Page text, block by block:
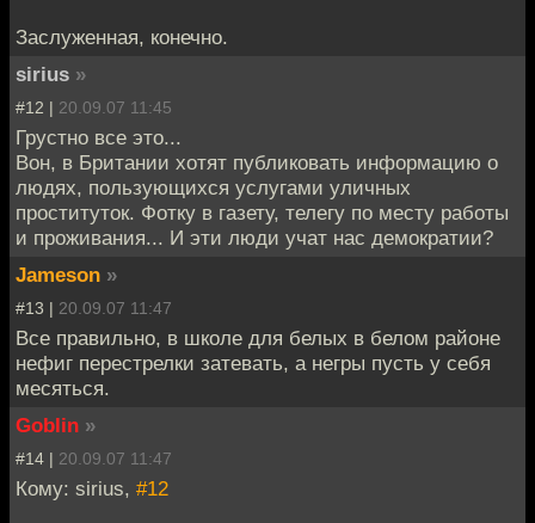
Заслуженная, конечно.
sirius »
#12 | 20.09.07 11:45
Грустно все это...
Вон, в Британии хотят публиковать информацию о
людях, пользующихся услугами уличных
проституток. Фотку в газету, телегу по месту работы
и проживания... И эти люди учат нас демократии?
Jameson »
#13 | 20.09.07 11:47
Все правильно, в школе для белых в белом районе
нефиг перестрелки затевать, а негры пусть у себя
месяться.
Goblin »
#14 | 20.09.07 11:47
Кому: sirius, #12